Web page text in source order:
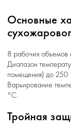
Основные
8 рабочих
Диапазон
помещения) до 250
Варьирование
°C.
Тройная